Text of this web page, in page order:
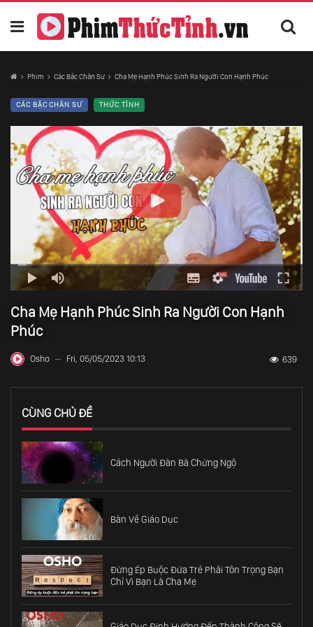
Phim Các Bậc Chân Sư Cha Mẹ Hạnh Phúc Sinh Ra Người Con Hạnh Phúc
CÁC BẬC CHÂN SƯ THỨC TỈNH
Cha Mẹ Hạnh Phúc Sinh Ra Người Con Hạnh
Phúc
Osho — Fri, 05/05/2023 10:13 639
CÙNG CHỦ ĐỀ
Cách Người Đàn Bà Chứng Ngộ
Bàn Về Giáo Dục
Đừng Ép Buộc Đứa Trẻ Phải Tôn Trọng Bạn
Chỉ Vì Bạn Là Cha Mẹ